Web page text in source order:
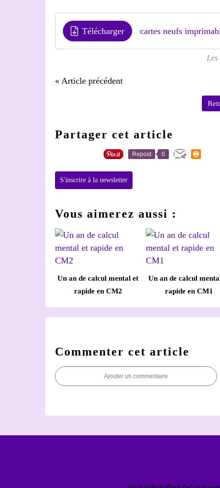
Télécharger cartes neufs
Les
« Article précédent
Partager cet article
Repost 0
S'inscrire à la newsletter
Vous aimerez aussi :
Un an de calcul mental et
rapide en CM2
Un an de calcul
rapide en CM1
Commenter cet article
Ajouter un commentaire